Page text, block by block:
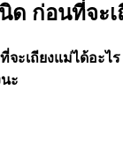
ด ก่อนที่จะ
ะเถียงแม่ได้อะไร
ะ